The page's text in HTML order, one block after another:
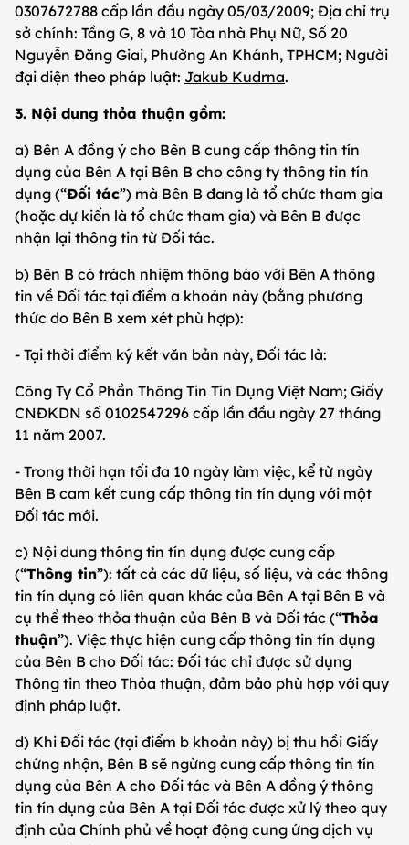
0307672788 cấp lần đầu ngày 05/03/2009; Địa chỉ trụ
sở chính: Tầng G, 8 và 10 Tòa nhà Phụ Nữ, Số 20
Nguyễn Đăng Giai, Phường An Khánh, TPHCM; Người
đại diện theo pháp luật: Jakub Kudrna.
3. Nội dung thỏa thuận gồm:
a) Bên A đồng ý cho Bên B cung cấp thông tin tín
dụng của Bên A tại Bên B cho công ty thông tin tín
dụng (“Đối tác”) mà Bên B đang là tổ chức tham gia
(hoặc dự kiến là tổ chức tham gia) và Bên B được
nhận lại thông tin từ Đối tác.
b) Bên B có trách nhiệm thông báo với Bên A thông
tin về Đối tác tại điểm a khoản này (bằng phương
thức do Bên B xem xét phù hợp):
- Tại thời điểm ký kết văn bản này, Đối tác là:
Công Ty Cổ Phần Thông Tin Tín Dụng Việt Nam; Giấy
CNĐKDN số 0102547296 cấp lần đầu ngày 27 tháng
11 năm 2007.
- Trong thời hạn tối đa 10 ngày làm việc, kể từ ngày
Bên B cam kết cung cấp thông tin tín dụng với một
Đối tác mới.
c) Nội dung thông tin tín dụng được cung cấp
(“Thông tin”): tất cả các dữ liệu, số liệu, và các thông
tin tín dụng có liên quan khác của Bên A tại Bên B và
cụ thể theo thỏa thuận của Bên B và Đối tác (“Thỏa
thuận”). Việc thực hiện cung cấp thông tin tín dụng
của Bên B cho Đối tác: Đối tác chỉ được sử dụng
Thông tin theo Thỏa thuận, đảm bảo phù hợp với quy
định pháp luật.
d) Khi Đối tác (tại điểm b khoản này) bị thu hồi Giấy
chứng nhận, Bên B sẽ ngừng cung cấp thông tin tín
dụng của Bên A cho Đối tác và Bên A đồng ý thông
tin tín dụng của Bên A tại Đối tác được xử lý theo quy
định của Chính phủ về hoạt động cung ứng dịch vụ